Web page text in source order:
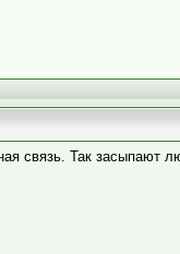
связь. Так засыпают